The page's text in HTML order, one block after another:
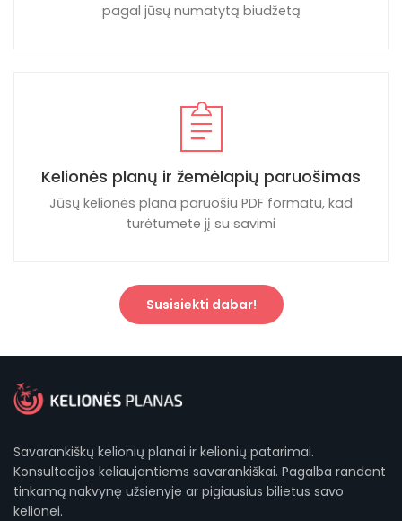
pagal jūsų numatytą biudžetą
Kelionės planų ir žemėlapių paruošimas
Jūsų kelionės plana paruošiu PDF formatu, kad
turėtumete jį su savimi
Susisiekti dabar!
Savarankiškų kelionių planai ir kelionių patarimai.
Konsultacijos keliaujantiems savarankiškai. Pagalba randant
tinkamą nakvynę užsienyje ar pigiausius bilietus savo
kelionei.